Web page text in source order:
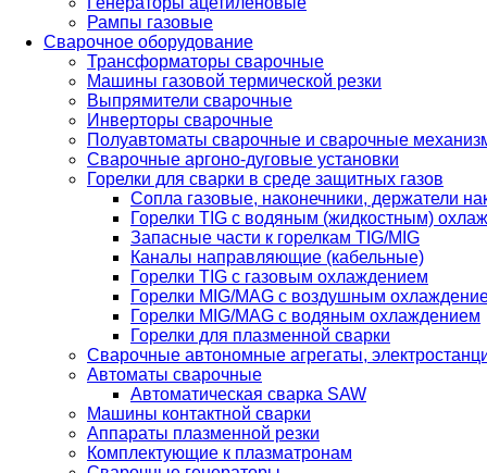
Рампы газовые
Сварочное оборудование
Трансформаторы сварочные
Машины газовой термической резки
Выпрямители сварочные
Инверторы сварочные
Полуавтоматы сварочные и сварочные
Сварочные аргоно-дуговые установки
Горелки для сварки в среде защитных газов
Сопла газовые, наконечники, держатели
Горелки TIG с водяным (жидкостным)
Запасные части к горелкам TIG/MIG
Каналы направляющие (кабельные)
Горелки TIG с газовым охлаждением
Горелки MIG/MAG с воздушным
Горелки MIG/MAG с водяным охлаждением
Горелки для плазменной сварки
Сварочные автономные агрегаты,
Автоматы сварочные
Автоматическая сварка SAW
Машины контактной сварки
Аппараты плазменной резки
Комплектующие к плазматронам